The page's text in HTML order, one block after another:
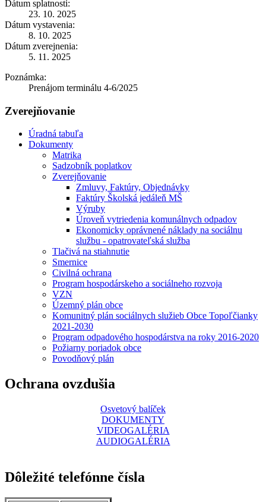
Dátum splatnosti:
23. 10. 2025
Dátum vystavenia:
8. 10. 2025
Dátum zverejnenia:
5. 11. 2025
Poznámka:
Prenájom terminálu 4-6/2025
Zverejňovanie
Úradná tabuľa
Dokumenty
Matrika
Sadzobník poplatkov
Zverejňovanie
Zmluvy, Faktúry, Objednávky
Faktúry Školská jedáleň MŠ
Výruby
Úroveň vytriedenia komunálnych odpadov
Ekonomicky oprávnené náklady na sociálnu
službu - opatrovateľská služba
Tlačivá na stiahnutie
Smernice
Civilná ochrana
Program hospodárskeho a sociálneho rozvoja
VZN
Územný plán obce
Komunitný plán sociálnych služieb Obce Topoľčianky
2021-2030
Program odpadového hospodárstva na roky 2016-2020
Požiarny poriadok obce
Povodňový plán
Ochrana ovzdušia
Osvetový balíček
DOKUMENTY
VIDEOGALÉRIA
AUDIOGALÉRIA
Dôležité telefónne čísla